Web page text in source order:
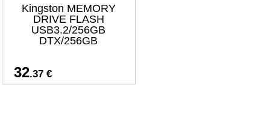
Kingston MEMORY
DRIVE FLASH
USB3.2/256GB
DTX/256GB
32.37 €